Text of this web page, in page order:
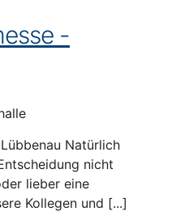
-
Natürlich
nicht
lieber eine
Kollegen und [...]